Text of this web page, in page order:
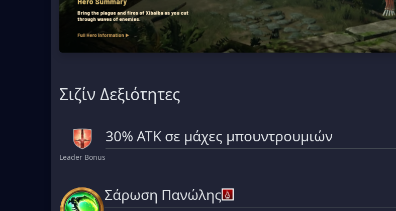
Σιζίν Δεξιότητες
Leader Bonus
30% ATK σε μάχες μπουντρουμιών
Σάρωση Πανώλης